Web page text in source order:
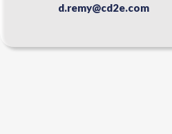
d.remy@cd2e.com